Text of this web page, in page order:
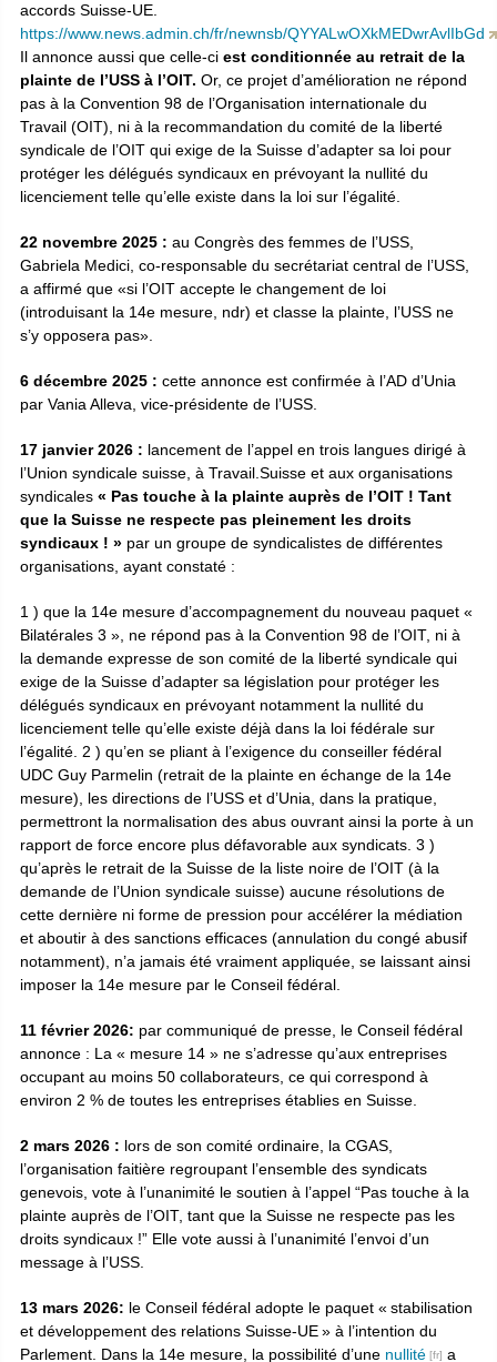
accords Suisse-UE.
https://www.news.admin.ch/fr/newnsb/QYYALwOXkMEDwrAvlIbGd
Il annonce aussi que celle-ciest conditionnée au retrait de la
plainte de l’USS à l’OIT. Or, ce projet d’amélioration ne répond
pas à la Convention 98 de l’Organisation internationale du
Travail (OIT), ni à la recommandation du comité de la liberté
syndicale de l’OIT qui exige de la Suisse d’adapter sa loi pour
protéger les délégués syndicaux en prévoyant la nullité du
licenciement telle qu’elle existe dans la loi sur l’égalité.
22 novembre 2025 : au Congrès des femmes de l’USS,
Gabriela Medici, co-responsable du secrétariat central de l’USS,
a affirmé que «si l’OIT accepte le changement de loi
(introduisant la 14e mesure, ndr) et classe la plainte, l’USS ne
s’y opposera pas».
6 décembre 2025 :cette annonce est confirmée à l’AD d’Unia
par Vania Alleva, vice-présidente de l’USS.
17 janvier 2026 : lancement de l’appel en trois langues dirigé à
l’Union syndicale suisse, à Travail.Suisse et aux organisations
syndicales« Pas touche à la plainte auprès de l’OIT ! Tant
que la Suisse ne respecte pas pleinement les droits
syndicaux ! » par un groupe de syndicalistes de différentes
organisations, ayant constaté :
1 ) que la 14e mesure d’accompagnement du nouveau paquet «
Bilatérales 3 », ne répond pas à la Convention 98 de l’OIT, ni à
la demande expresse de son comité de la liberté syndicale qui
exige de la Suisse d’adapter sa législation pour protéger les
délégués syndicaux en prévoyant notamment la nullité du
licenciement telle qu’elle existe déjà dans la loi fédérale sur
l’égalité. 2 ) qu’en se pliant à l’exigence du conseiller fédéral
UDC Guy Parmelin (retrait de la plainte en échange de la 14e
mesure), les directions de l’USS et d’Unia, dans la pratique,
permettront la normalisation des abus ouvrant ainsi la porte à un
rapport de force encore plus défavorable aux syndicats. 3 )
qu’après le retrait de la Suisse de la liste noire de l’OIT (à la
demande de l’Union syndicale suisse) aucune résolutions de
cette dernière ni forme de pression pour accélérer la médiation
et aboutir à des sanctions efficaces (annulation du congé abusif
notamment), n’a jamais été vraiment appliquée, se laissant ainsi
imposer la 14e mesure par le Conseil fédéral.
11 février 2026: par communiqué de presse, le Conseil fédéral
annonce : La « mesure 14 » ne s’adresse qu’aux entreprises
occupant au moins 50 collaborateurs, ce qui correspond à
environ 2 % de toutes les entreprises établies en Suisse.
2 mars 2026 : lors de son comité ordinaire, la CGAS,
l’organisation faitière regroupant l’ensemble des syndicats
genevois, vote à l’unanimité le soutien à l’appel “Pas touche à la
plainte auprès de l’OIT, tant que la Suisse ne respecte pas les
droits syndicaux !” Elle vote aussi à l’unanimité l’envoi d’un
message à l’USS.
13 mars 2026: le Conseil fédéral adopte le paquet « stabilisation
et développement des relations Suisse-UE » à l’intention du
Parlement. Dans la 14e mesure, la possibilité d’une nullité a